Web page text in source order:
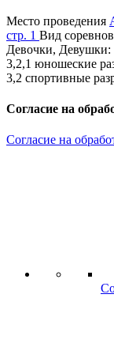
Место проведения
стр. 1 Вид
Девочки, Девушки:
3,2,1 юношеские
3,2 спортивные
Согласие на
Согласие на